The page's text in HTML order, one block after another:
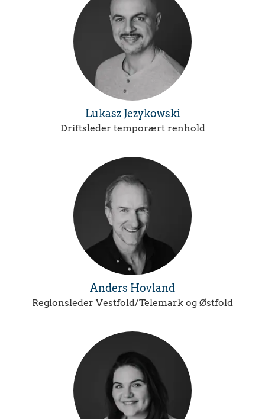
Lukasz Jezykowski
Driftsleder temporært renhold
Anders Hovland
Regionsleder Vestfold/Telemark og Østfold